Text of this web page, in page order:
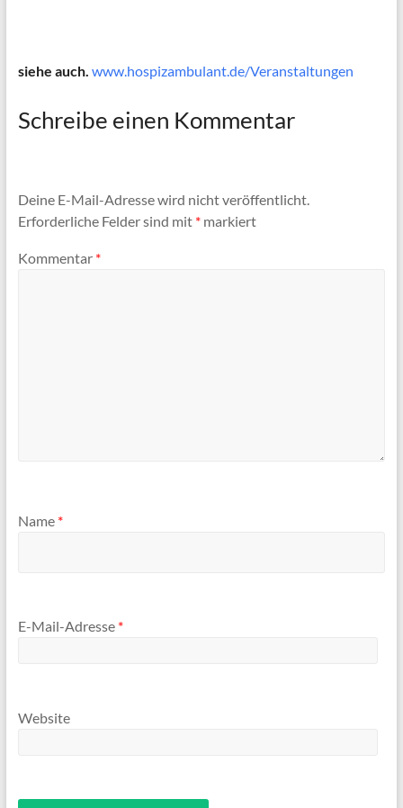
siehe auch. www.hospizambulant.de/Veranstaltungen
Schreibe einen Kommentar
Deine E-Mail-Adresse wird nicht veröffentlicht.
Erforderliche Felder sind mit *markiert
Kommentar *
Name *
E-Mail-Adresse *
Website